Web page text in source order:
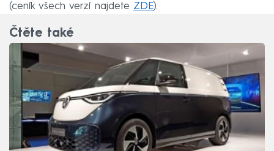
(ceník všech verzí najdete ZDE).
Čtěte také